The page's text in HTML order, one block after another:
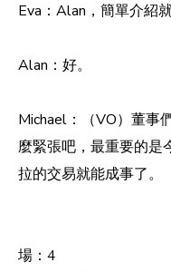
Eva：Alan，簡單介紹
Alan：好。
Michael：（VO）董事
麼緊張吧，最重要的是
拉的交易就能成事了。
場：4